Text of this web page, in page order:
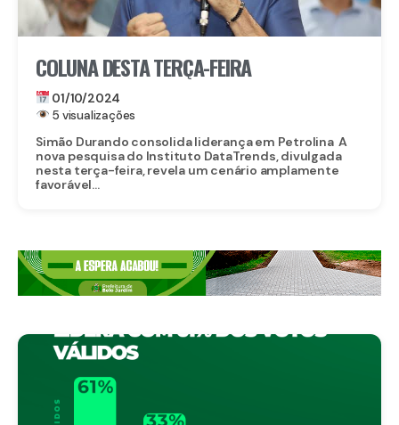
COLUNA DESTA TERÇA-FEIRA
01/10/2024
5 visualizações
Simão Durando consolida liderança em Petrolina A
nova pesquisa do Instituto DataTrends, divulgada
nesta terça-feira, revela um cenário amplamente
favorável...